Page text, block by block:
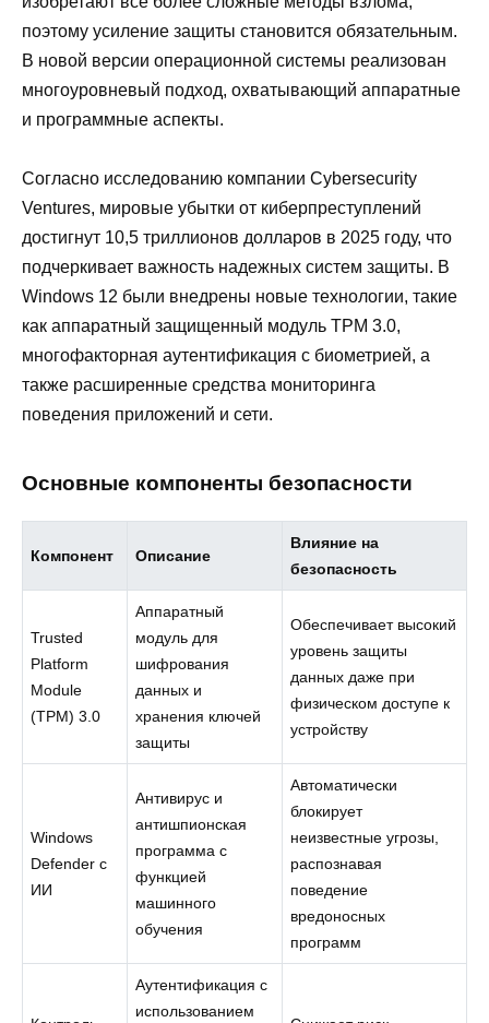
поэтому усиление защиты становится обязательным.
В новой версии операционной системы реализован
многоуровневый подход, охватывающий аппаратные
и программные аспекты.
Согласно исследованию компании Cybersecurity
Ventures, мировые убытки от киберпреступлений
достигнут 10,5 триллионов долларов в 2025 году, что
подчеркивает важность надежных систем защиты. В
Windows 12 были внедрены новые технологии, такие
как аппаратный защищенный модуль TPM 3.0,
многофакторная аутентификация с биометрией, а
также расширенные средства мониторинга
поведения приложений и сети.
Основные компоненты безопасности
Компонент Описание
Влияние на
безопасность
Trusted
Platform
Module
(TPM) 3.0
Аппаратный
модуль для
шифрования
данных и
хранения ключей
защиты
Обеспечивает высокий
уровень защиты
данных даже при
физическом доступе к
устройству
Windows
Defender с
ИИ
Антивирус и
антишпионская
программа с
функцией
машинного
обучения
Автоматически
блокирует
неизвестные угрозы,
распознавая
поведение
вредоносных
программ
Аутентификация с
использованием